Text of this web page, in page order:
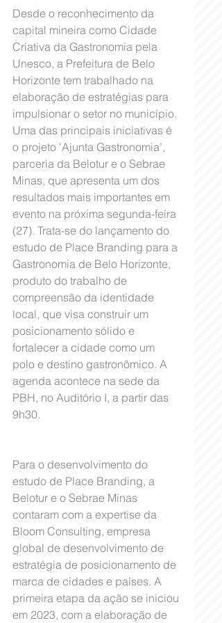
Desde o reconhecimento da
capital mineira como Cidade
Criativa da Gastronomia pela
Unesco, a Prefeitura de Belo
Horizonte tem trabalhado na
elaboração de estratégias para
impulsionar o setor no município.
Uma das principais iniciativas é
o projeto 'Ajunta Gastronomia’,
parceria da Belotur e o Sebrae
Minas, que apresenta um dos
resultados mais importantes em
evento na próxima segunda-feira
(27). Trata-se do lançamento do
estudo de Place Branding para a
Gastronomia de Belo Horizonte,
produto do trabalho de
compreensão da identidade
local, que visa construir um
posicionamento sólido e
fortalecer a cidade como um
polo e destino gastronômico. A
agenda acontece na sede da
PBH, no Auditório I, a partir das
9h30.
Para o desenvolvimento do
estudo de Place Branding, a
Belotur e o Sebrae Minas
contaram com a expertise da
Bloom Consulting, empresa
global de desenvolvimento de
estratégia de posicionamento de
marca de cidades e países. A
primeira etapa da ação se iniciou
em 2023, com a elaboração de